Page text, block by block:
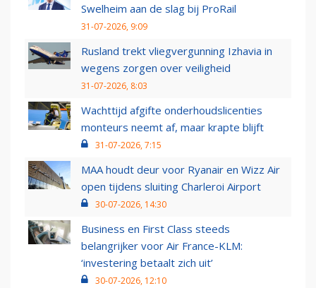
Swelheim aan de slag bij ProRail
31-07-2026, 9:09
Rusland trekt vliegvergunning Izhavia in
wegens zorgen over veiligheid
31-07-2026, 8:03
Wachttijd afgifte onderhoudslicenties
monteurs neemt af, maar krapte blijft
31-07-2026, 7:15
MAA houdt deur voor Ryanair en Wizz Air
open tijdens sluiting Charleroi Airport
30-07-2026, 14:30
Business en First Class steeds
belangrijker voor Air France-KLM:
‘investering betaalt zich uit’
30-07-2026, 12:10